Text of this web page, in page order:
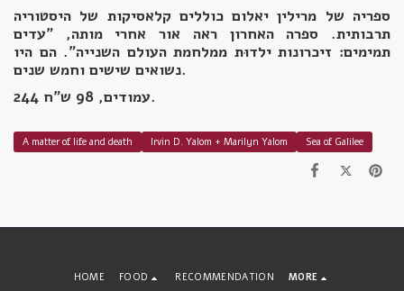
ספריה של מרילין יאלום כוללים קלאסיקות של היסטוריה
תרבותית. ספרה האחרון ראה אור אחרי מותה, "עדים
תמימים: זיכרונות ילדוּת ממלחמת העולם השנייה". הם היו
נשואים שישים וחמש שנים.
244 עמודים, 98 ש"ח.
A matter of life and death Irvin D. Yalom + Marilyn Yalom Sea of ​​Galilee
HOME FOOD RECOMMENDATION MORE